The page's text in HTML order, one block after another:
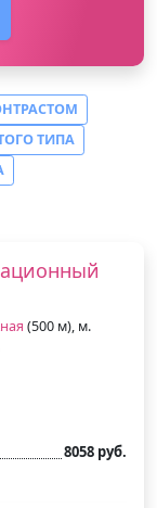
ТИПА
(500 м), м.
8058 руб.